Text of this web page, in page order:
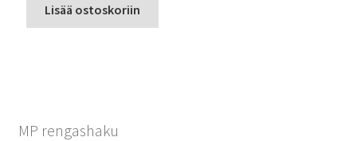
Lisää ostoskoriin
MP rengashaku